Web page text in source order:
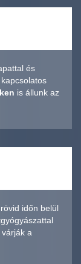
és
is állunk az
időn belül
a